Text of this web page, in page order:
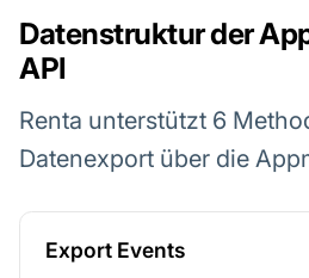
Datenstruktur der
API
Renta unterstützt 6
Datenexport über die
Export Events